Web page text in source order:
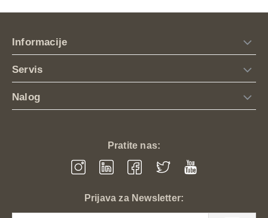
Ovaj model kratkih rukavica fokusiran je na udobnost i
za vozače cruisera, choppera, cafe racera i skutera
koji žele elegantan izgled i maksimalnu gipkost. Bez
oblikuje prema svakom pokretu vaše šake.
Klasična dužina do zgloba:
Praktične za
svakodnevnu upotrebu i lako kombinovanje sa bilo
su za tople letnje i prolećne dane jer omogućavaju
bolju cirkulaciju vazduha oko zglobova.
Informacije
Servis
Nalog
Pratite nas:
Prijava za Newsletter: